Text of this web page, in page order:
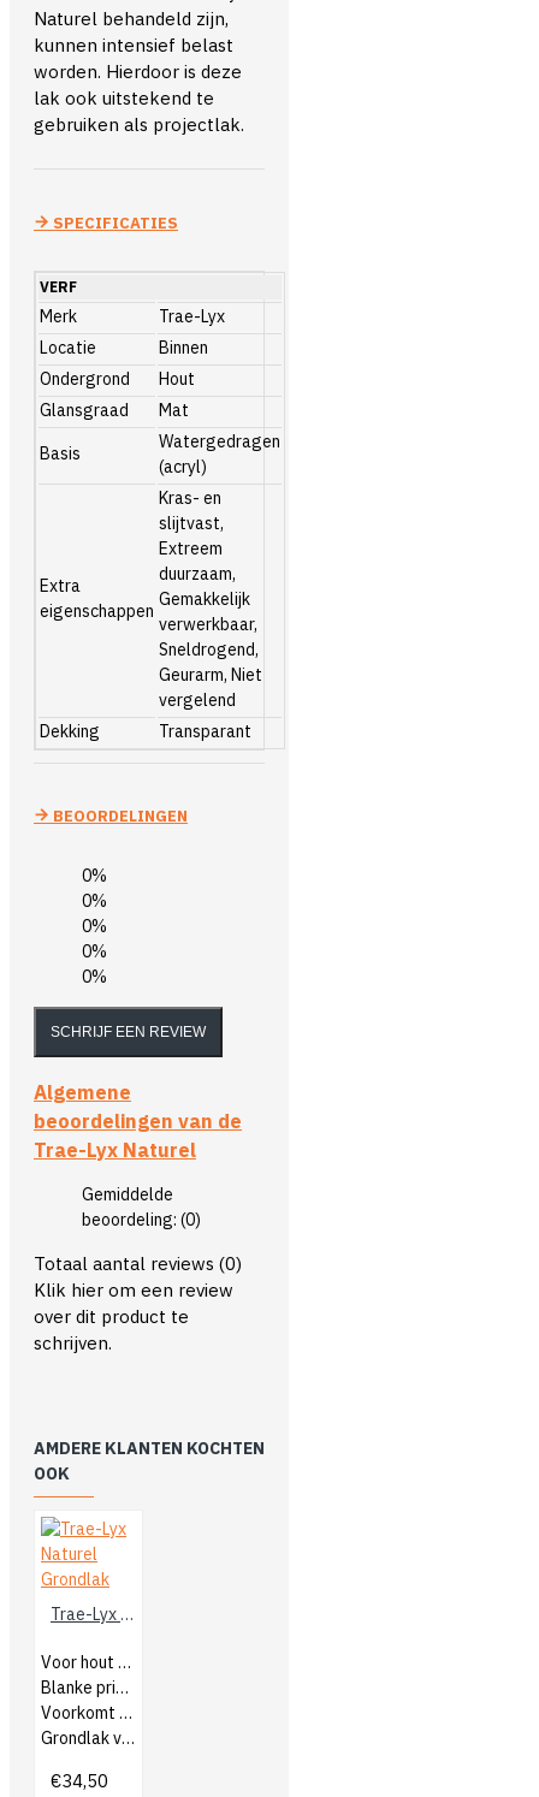
Naturel behandeld zijn,
kunnen intensief belast
worden. Hierdoor is deze
lak ook uitstekend te
gebruiken als projectlak.
SPECIFICATIES
VERF
Merk
Trae-Lyx
Locatie
Binnen
Ondergrond
Hout
Glansgraad
Mat
Basis
Watergedragen
(acryl)
Extra
eigenschappen
Kras- en
slijtvast,
Extreem
duurzaam,
Gemakkelijk
verwerkbaar,
Sneldrogend,
Geurarm, Niet
vergelend
Dekking
Transparant
BEOORDELINGEN
0%
0%
0%
0%
0%
SCHRIJF EEN REVIEW
Algemene
beoordelingen van de
Trae-Lyx Naturel
Gemiddelde
beoordeling: (0)
Totaal aantal reviews (0)
Klik hier om een review
over dit product te
schrijven.
AMDERE KLANTEN KOCHTEN
OOK
Trae-Lyx Naturel Grondlak
Voor hout binnen
Blanke primer
Voorkomt verkleuringen in laklaag
Grondlak voor Trae-Lyx Naturel
€34,50